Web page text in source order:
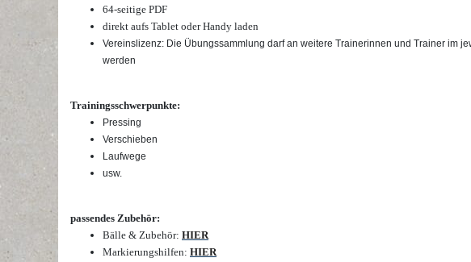
64-seitige PDF
direkt aufs Tablet oder Handy laden
Vereinslizenz: Die Übungssammlung darf an weitere Trainerinnen und Trainer im
werden
Trainingsschwerpunkte:
Pressing
Verschieben
Laufwege
usw.
passendes Zubehör:
Bälle & Zubehör: HIER
Markierungshilfen: HIER